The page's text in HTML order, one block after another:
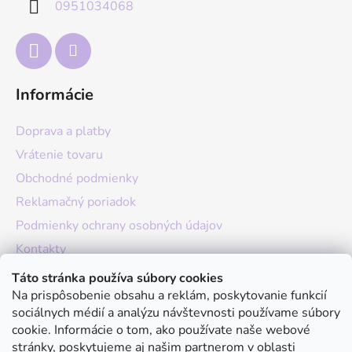
Táto stránka používa súbory cookies
Na prispôsobenie obsahu a reklám, poskytovanie funkcií
sociálnych médií a analýzu návštevnosti používame súbory
cookie. Informácie o tom, ako používate naše webové
stránky, poskytujeme aj našim partnerom v oblasti
0951034068
Informácie
Doprava a platby
Vrátenie tovaru
Obchodné podmienky
Reklamačný poriadok
Podmienky ochrany osobných údajov
Kontakty
O nás
Hodnotenie obchodu
Moja objednávka